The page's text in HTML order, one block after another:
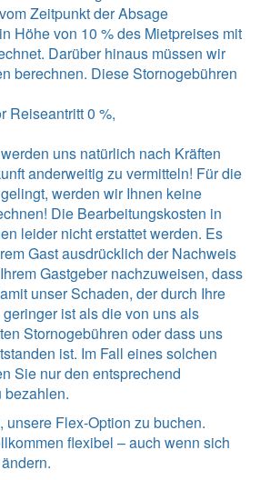
Zeitpunkt der Absage
Höhe von 10 % des Mietpreises mit
Darüber hinaus müssen wir
berechnen. Diese Stornogebühren
Reiseantritt 0 %,
uns natürlich nach Kräften
anderweitig zu vermitteln! Für die
werden wir Ihnen keine
Die Bearbeitungskosten in
leider nicht erstattet werden. Es
Gast ausdrücklich der Nachweis
Gastgeber nachzuweisen, dass
unser Schaden, der durch Ihre
ist als die von uns als
Stornogebühren oder dass uns
ist. Im Fall eines solchen
Sie nur den entsprechend
bezahlen.
unsere Flex-Option zu buchen.
flexibel – auch wenn sich